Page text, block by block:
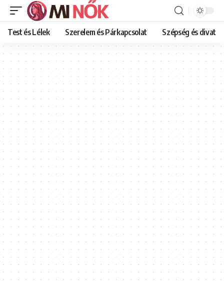
Test és Lélek Szerelem és Párkapcsolat Szépség és divat